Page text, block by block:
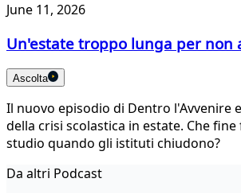
June 11, 2026
Un'estate troppo lunga per non
Ascolta
Il nuovo episodio di Dentro l'Avvenire
della crisi scolastica in estate. Che
studio quando gli istituti chiudono?
Da altri Podcast